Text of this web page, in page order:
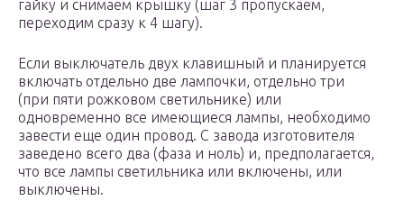
гайку и снимаем крышку (шаг 3 пропускаем,
переходим сразу к 4 шагу).
Если выключатель двух клавишный и планируется
включать отдельно две лампочки, отдельно три
(при пяти рожковом светильнике) или
одновременно все имеющиеся лампы, необходимо
завести еще один провод. С завода изготовителя
заведено всего два (фаза и ноль) и, предполагается,
что все лампы светильника или включены, или
выключены.